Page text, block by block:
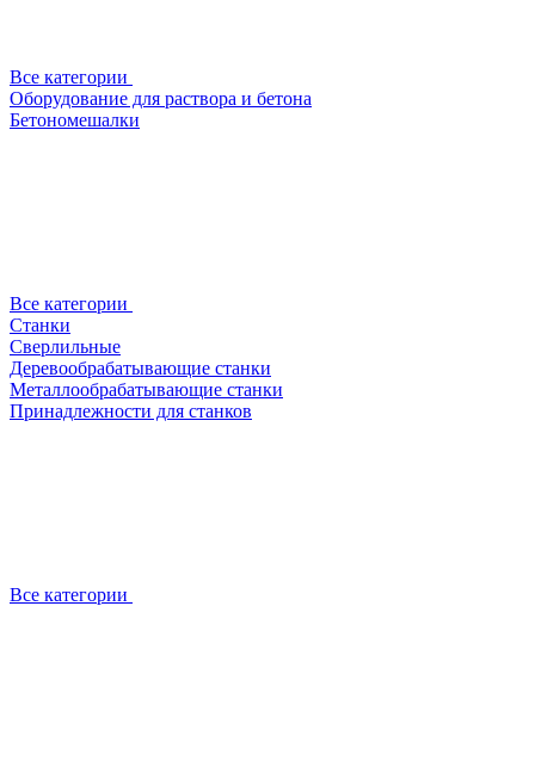
Все категории
Оборудование для раствора и бетона
Бетономешалки
Все категории
Станки
Сверлильные
Деревообрабатывающие станки
Металлообрабатывающие станки
Принадлежности для станков
Все категории